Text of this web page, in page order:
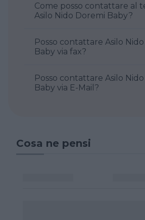
Come posso contattare al
Asilo Nido Doremi Baby?
Posso contattare Asilo
Baby via fax?
Posso contattare Asilo
Baby via E-Mail?
Cosa ne pensi